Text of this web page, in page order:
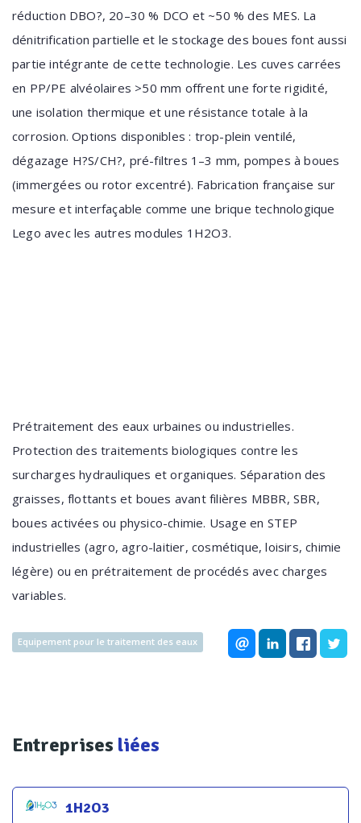
réduction DBO?, 20–30 % DCO et ~50 % des MES. La
dénitrification partielle et le stockage des boues font aussi
partie intégrante de cette technologie. Les cuves carrées
en PP/PE alvéolaires >50 mm offrent une forte rigidité,
une isolation thermique et une résistance totale à la
corrosion. Options disponibles : trop-plein ventilé,
dégazage H?S/CH?, pré-filtres 1–3 mm, pompes à boues
(immergées ou rotor excentré). Fabrication française sur
mesure et interfaçable comme une brique technologique
Lego avec les autres modules 1H2O3.
Prétraitement des eaux urbaines ou industrielles.
Protection des traitements biologiques contre les
surcharges hydrauliques et organiques. Séparation des
graisses, flottants et boues avant filières MBBR, SBR,
boues activées ou physico-chimie. Usage en STEP
industrielles (agro, agro-laitier, cosmétique, loisirs, chimie
légère) ou en prétraitement de procédés avec charges
variables.
Equipement pour le traitement des eaux
Entreprises liées
1H2O3